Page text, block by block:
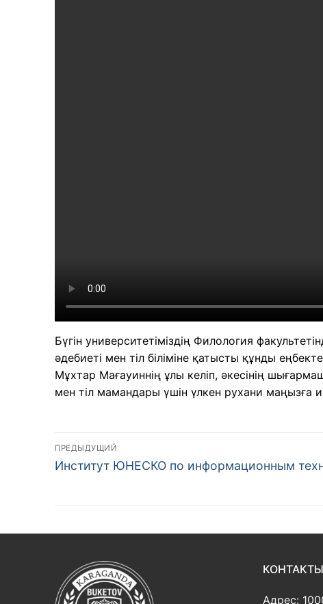
Бүгін университетіміздің Филология
әдебиеті мен тіл біліміне қатысты құнды
Мұхтар Мағауиннің ұлы келіп, әкесінің
мен тіл мамандары үшін үлкен рухани маңызға
Навигация
по
ПРЕДЫДУЩИЙ
Предыдущая
Институт ЮНЕСКО по информационным
КОНТАКТЫ
Адрес: